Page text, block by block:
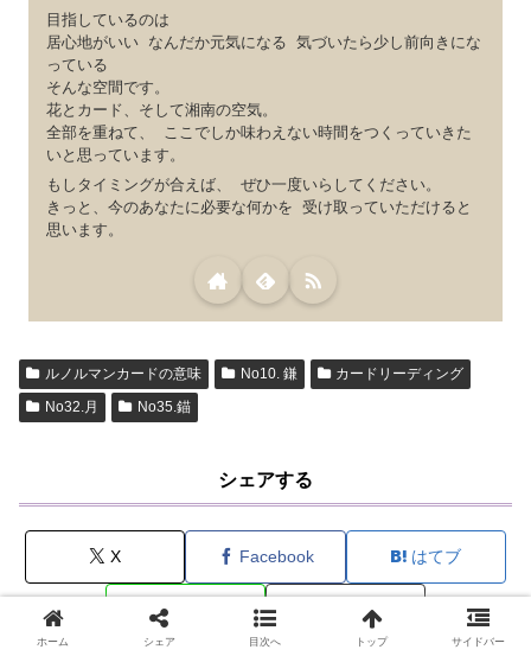
目指しているのは
居心地がいい なんだか元気になる 気づいたら少し前向きにな
っている
そんな空間です。
花とカード、そして湘南の空気。
全部を重ねて、 ここでしか味わえない時間をつくっていきた
いと思っています。
もしタイミングが合えば、 ぜひ一度いらしてください。
きっと、今のあなたに必要な何かを 受け取っていただけると
思います。
ルノルマンカードの意味 No10. 鎌
カードリーディング
No32.月
No35.錨
シェアする
X Facebook はてブ
コピー
ホーム シェア 目次へ トップ サイドバー